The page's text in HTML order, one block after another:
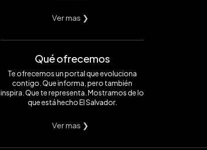
Ver mas ❯
Qué ofrecemos
Te ofrecemos un portal que evoluciona
contigo. Que informa, pero también
inspira. Que te representa. Mostramos de lo
que está hecho El Salvador.
Ver mas ❯